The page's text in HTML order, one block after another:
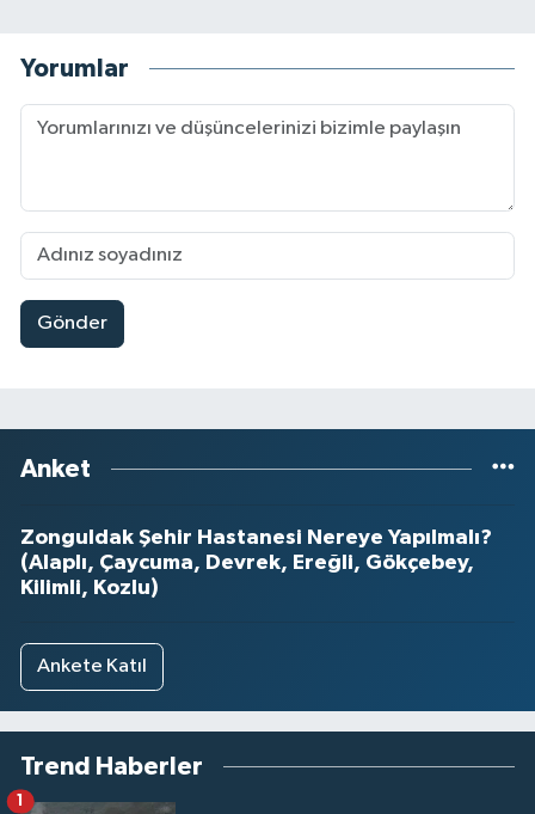
Yorumlar
Gönder
Anket
Zonguldak Şehir Hastanesi Nereye Yapılmalı?
(Alaplı, Çaycuma, Devrek, Ereğli, Gökçebey,
Kilimli, Kozlu)
Ankete Katıl
Trend Haberler
1